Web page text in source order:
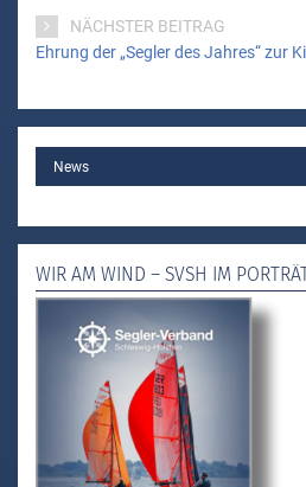
NÄCHSTER BEITRAG
Ehrung der „Segler des Jahres“ zur
MAINNews
WIR AM WIND – SVSH IM